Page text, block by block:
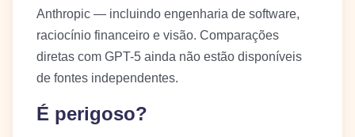
Anthropic — incluindo engenharia de software,
raciocínio financeiro e visão. Comparações
diretas com GPT-5 ainda não estão disponíveis
de fontes independentes.
É perigoso?